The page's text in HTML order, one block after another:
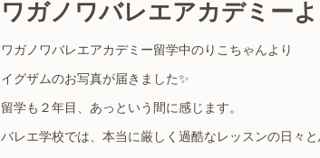
ワガノワバレエアカデミー
ワガノワバレエアカデミー留学中のりこちゃんより
イグザムのお写真が届きました✨
留学も２年目、あっという間に感じます。
バレエ学校では、本当に厳しく過酷なレッスンの日々と